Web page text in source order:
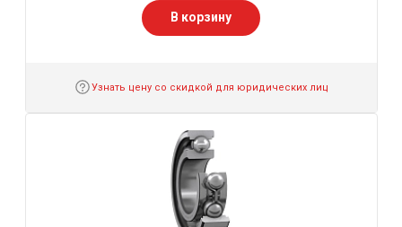
В корзину
Узнать цену со скидкой для юридических лиц